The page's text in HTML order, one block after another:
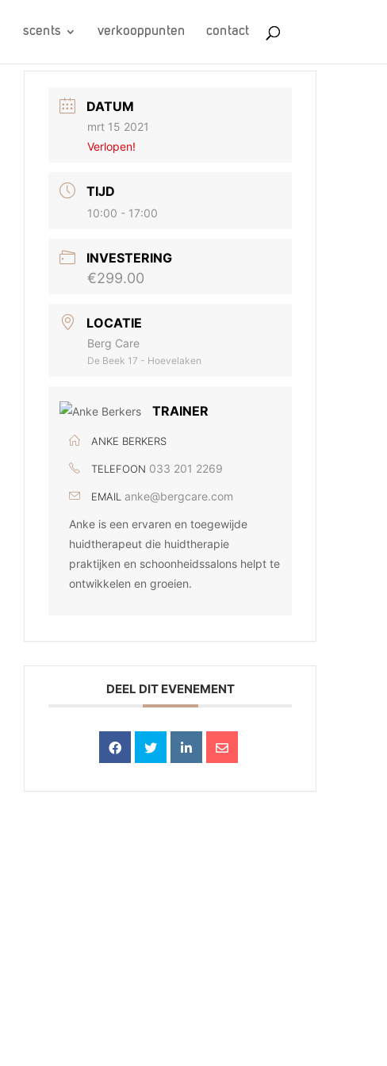
scents verkooppunten contact
DATUM
mrt 15 2021
Verlopen!
TIJD
10:00 - 17:00
INVESTERING
€299.00
LOCATIE
Berg Care
De Beek 17 - Hoevelaken
TRAINER
ANKE BERKERS
TELEFOON 033 201 2269
EMAIL anke@bergcare.com
Anke is een ervaren en toegewijde
huidtherapeut die huidtherapie
praktijken en schoonheidssalons helpt te
ontwikkelen en groeien.
DEEL DIT EVENEMENT